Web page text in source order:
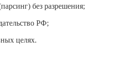
без разрешения;
РФ;
целях.